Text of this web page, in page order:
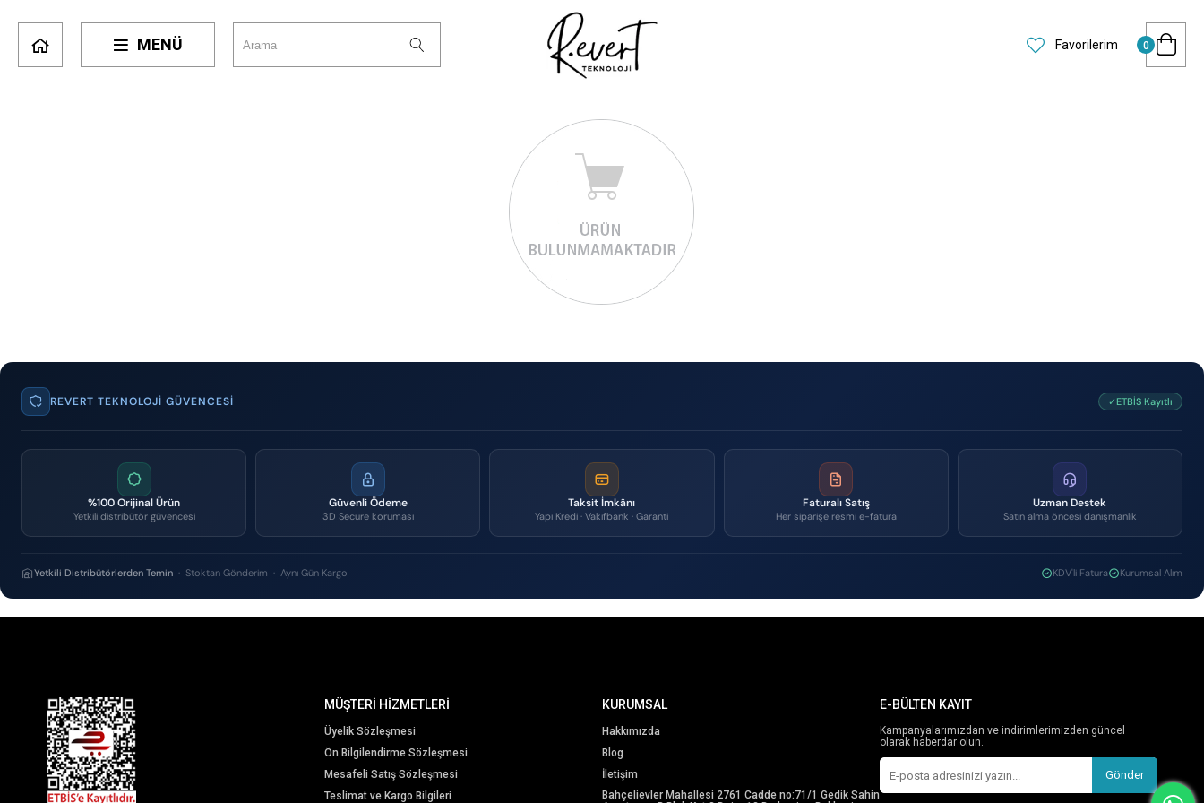
MENÜ Favorilerim 0
REVERT TEKNOLOJI GÜVENCESI ✓ETBİS Kayıtlı
%100 Orijinal Ürün
Yetkili distribütör güvencesi
Güvenli Ödeme
3D Secure koruması
Taksit İmkânı
Yapı Kredi · Vakıfbank · Garanti
Faturalı Satış
Her siparişe resmi e-fatura
Uzman Destek
Satın alma öncesi danışmanlık
Yetkili Distribütörlerden Temin · Stoktan Gönderim · Aynı Gün Kargo KDV'li Fatura Kurumsal Alım
MÜŞTERİ HİZMETLERİ
Üyelik Sözleşmesi
Ön Bilgilendirme Sözleşmesi
Mesafeli Satış Sözleşmesi
Teslimat ve Kargo Bilgileri
KURUMSAL
Hakkımızda
Blog
İletişim
Bahçelievler Mahallesi 2761 Cadde no:71/1 Gedik Sahin
E-BÜLTEN KAYIT
Kampanyalarımızdan ve indirimlerimizden güncel
olarak haberdar olun.
Gönder